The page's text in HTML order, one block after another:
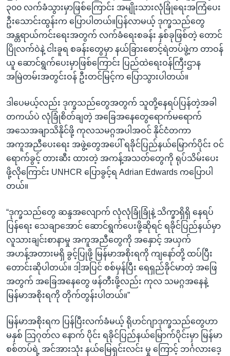
၃၀၀ လက်ခံသွားမှာဖြစ်ကြောင်း အမျိုးသားလုံခြုံရေးအကြံပေး
ဦးသောင်းထွန်းက ပြောပါတယ်။ပြန်လာမယ့် ဒုက္ခသည်တွေ
အန္တရာယ်ကင်းရေးအတွက် လက်ခံရေးစခန်း နှစ်ခုဖြစ်တဲ့ တောင်
ပြိုလက်ဝဲနဲ့ ငါးခူရ စခန်းတွေမှာ နယ်ခြားစောင့်ရဲတပ်ဖွဲ့က တာဝန်
ယူ ဆောင်ရွက်ပေးမှာဖြစ်ကြောင်း ပြည်ထဲရေးဝန်ကြီးဌာန
အမြဲတမ်းအတွင်းဝန် ဦးတင်မြင့်က ပြောသွားပါတယ်။
ဒါပေမယ့်လည်း ဒုက္ခသည်တွေအတွက် သူတို့နေရပ်ပြန်တဲ့အခါ
တကယ်ပဲ လုံခြုံစိတ်ချတဲ့ အခြေအနေတွေရောက်မရောက်
အသေအချာသိနိုင်ဖို့ ကုလသမဂ္ဂအပါအဝင် နိုင်ငံတကာ
အကူအညီပေးရေး အဖွဲ့တွေအပေါ် ရခိုင်ပြည်နယ်မြောက်ပိုင်း ဝင်
ရောက်ခွင့် တားဆီး ထားတဲ့ အကန့်အသတ်တွေကို ရုပ်သိမ်းပေး
ဖို့လိုကြောင်း UNHCR ပြောခွင့်ရ Adrian Edwards ကပြောပါ
တယ်။
“ဒုက္ခသည်တွေ ဆန္ဒအလျောက် လုံလုံခြုံခြုံနဲ့ သိက္ခာရှိရှိ နေရပ်
ပြန်ရေး သေချာအောင် ဆောင်ရွက်ပေးဖို့ဆိုရင် ရခိုင်ပြည်နယ်မှာ
လူသားချင်းစာနာမှု အကူအညီတွေကို အနှောင့် အယှက်
အဟန့်အတားမရှိ ခွင့်ပြုဖို့ မြန်မာအစိုးရကို ကျနော်တို့ ထပ်ပြီး
တောင်းဆိုပါတယ်။ ဒါ့အပြင် စစ်မှန်ပြီး ရေရှည်ခိုင်မာတဲ့ အဖြေ
အတွက် အခြေအနေတွေ ဖန်တီးဖို့လည်း ကုလ သမဂ္ဂအနေနဲ့
မြန်မာအစိုးရကို တိုက်တွန်းပါတယ်။”
မြန်မာအစိုးရက ပြန်ပြီးလက်ခံမယ့် ရိုဟင်ဂျာဒုက္ခသည်တွေဟာ
မနှစ် သြဂုတ်လ နောက် ပိုင်း ရခိုင်ပြည်နယ်မြောက်ပိုင်းမှာ မြန်မာ
စစ်တပ်ရဲ့ အင်အားသုံး နယ်မြေရှင်းလင်း မှု ကြောင့် ဘင်္ဂလားဒေ့